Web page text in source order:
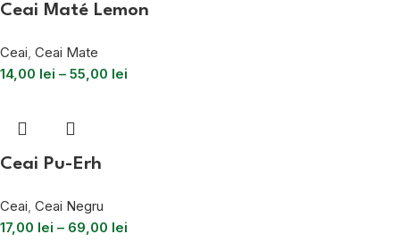
Ceai Maté Lemon
Ceai, Ceai Mate
14,00 lei – 55,00 lei
Ceai Pu-Erh
Ceai, Ceai Negru
17,00 lei – 69,00 lei